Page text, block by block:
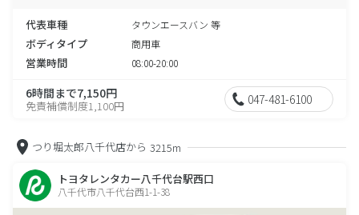
代表車種 タウンエースバン 等
ボディタイプ 商用車
営業時間 08:00-20:00
6時間まで7,150円
免責補償制度1,100円 047-481-6100
つり堀太郎八千代店から 3215m
トヨタレンタカー八千代台駅西口
八千代市八千代台西1-1-38